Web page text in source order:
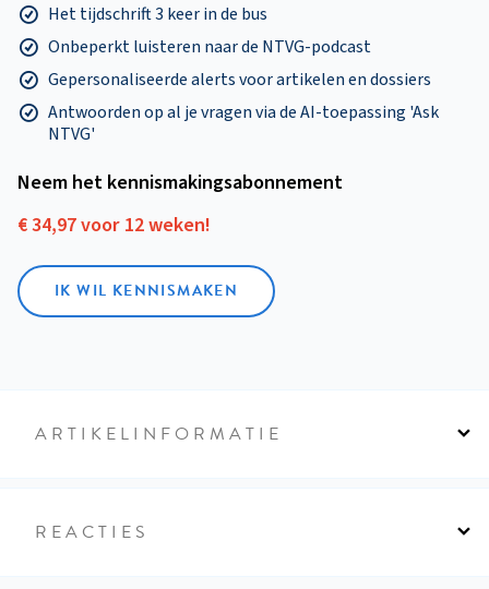
Het tijdschrift 3 keer in de bus
Onbeperkt luisteren naar de NTVG-podcast
Gepersonaliseerde alerts voor artikelen en dossiers
Antwoorden op al je vragen via de AI-toepassing 'Ask
NTVG'
Neem het kennismakings­abonnement
€ 34,97 voor 12 weken!
IK WIL KENNISMAKEN
ARTIKELINFORMATIE
REACTIES